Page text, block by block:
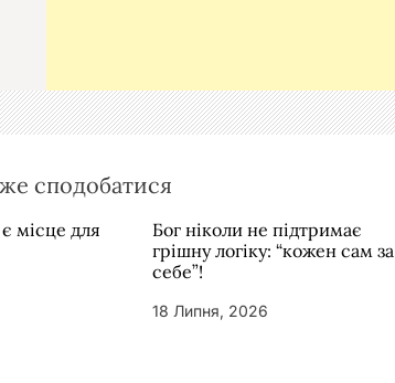
сподобатися
місце для
Бог ніколи не підтримає
грішну логіку: “кожен сам за
себе”!
18 Липня, 2026